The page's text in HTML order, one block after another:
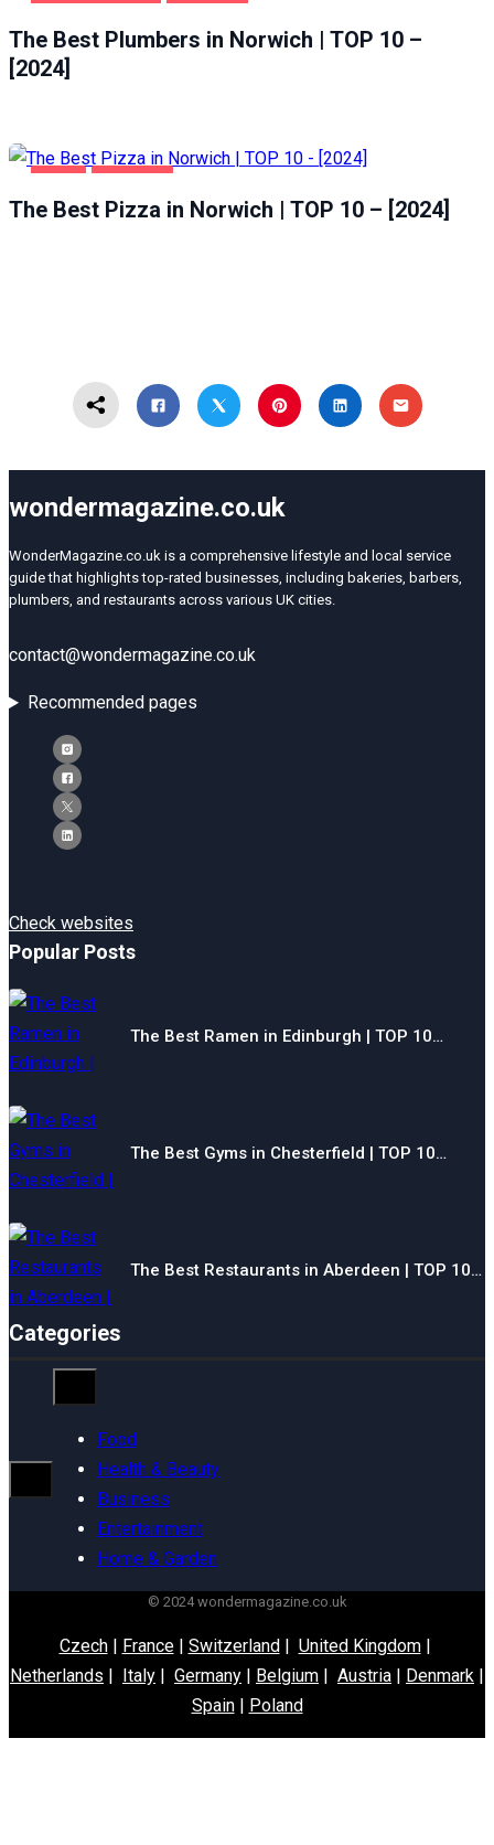
The Best Plumbers in Norwich | TOP 10 –
[2024]
The Best Pizza in Norwich | TOP 10 – [2024]
wondermagazine.co.uk
WonderMagazine.co.uk is a comprehensive lifestyle and local service
guide that highlights top-rated businesses, including bakeries, barbers,
plumbers, and restaurants across various UK cities.
contact@wondermagazine.co.uk
Recommended pages
Check websites
Popular Posts
The Best Ramen in Edinburgh | TOP 10…
The Best Gyms in Chesterfield | TOP 10…
The Best Restaurants in Aberdeen | TOP 10…
Categories
Food
Health & Beauty
Business
Entertainment
Home & Garden
© 2024 wondermagazine.co.uk
Czech| France| Switzerland| United Kingdom|
Netherlands | Italy | Germany | Belgium | Austria | Denmark |
Spain| Poland